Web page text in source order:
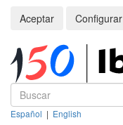
Aceptar
Configurar
Español | English